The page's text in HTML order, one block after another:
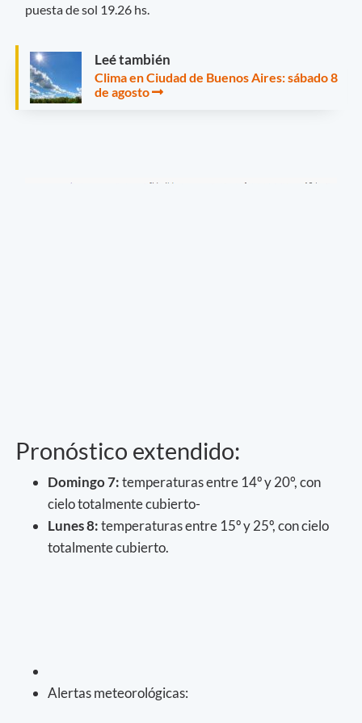
puesta de sol 19.26 hs.
Leé también
Clima en Ciudad de Buenos Aires: sábado 8
de agosto
Pronóstico extendido:
Domingo 7:temperaturas entre 14º y 20°, con
cielo totalmente cubierto-
Lunes 8:temperaturas entre 15º y 25º, con cielo
totalmente cubierto.
Alertas meteorológicas: